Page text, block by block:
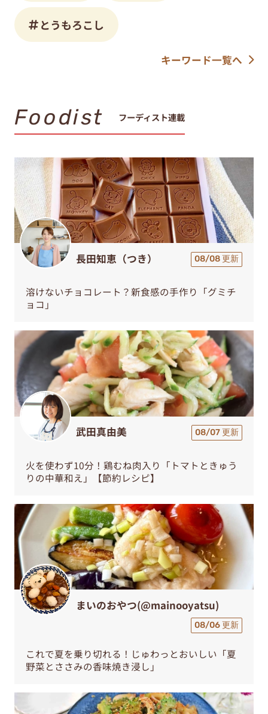
とうもろこし
キーワード一覧へ
Foodist フーディスト連載
長田知恵（つき） 08/08 更新
溶けないチョコレート？新食感の手作り「グミチ
ョコ」
武田真由美 08/07 更新
火を使わず10分！鶏むね肉入り「トマトときゅう
りの中華和え」【節約レシピ】
まいのおやつ(@mainooyatsu)
08/06 更新
これで夏を乗り切れる！じゅわっとおいしい「夏
野菜とささみの香味焼き浸し」